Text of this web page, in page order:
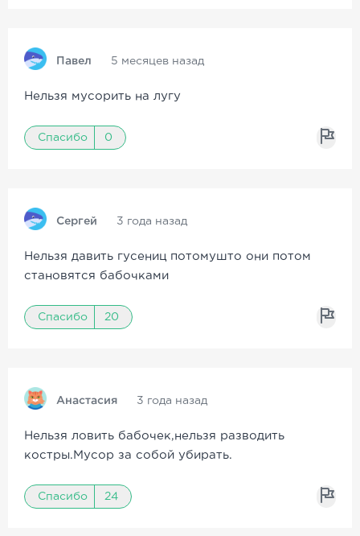
Павел 5 месяцев назад
Нельзя мусорить на лугу
Спасибо 0
Сергей 3 года назад
Нельзя давить гусениц потомушто они потом
становятся бабочками
Спасибо 20
Анастасия 3 года назад
Нельзя ловить бабочек,нельзя разводить
костры.Мусор за собой убирать.
Спасибо 24